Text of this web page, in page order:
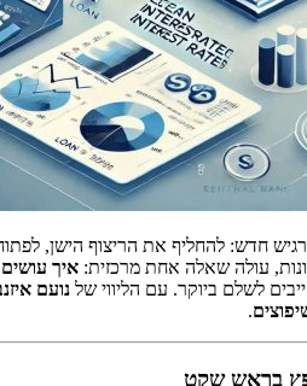
חדש: להחליף את הריצוף הישן,
עולה שאלה אחת מרכזית: איך
לשלם ביוקר. עם הליווי של נועם
.
בראש שקט